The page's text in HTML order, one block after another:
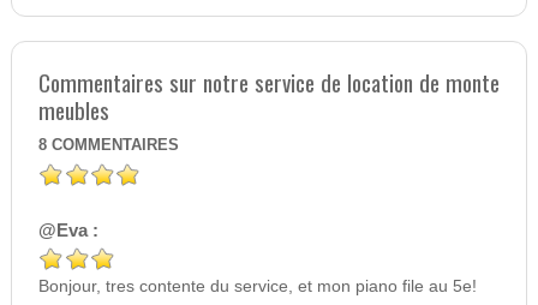
Commentaires sur notre service de location de monte
meubles
8 COMMENTAIRES
@Eva :
Bonjour, tres contente du service, et mon piano file au 5e!